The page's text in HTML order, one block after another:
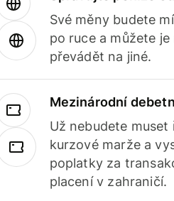
Své měny budete
po ruce a můžete je
převádět na jiné.
Mezinárodní
Už nebudete muset
kurzové marže a
poplatky za
placení v zahraničí.